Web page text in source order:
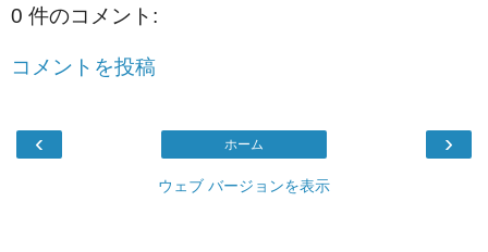
0 件のコメント:
コメントを投稿
‹ ›
ホーム
ウェブ バージョンを表示